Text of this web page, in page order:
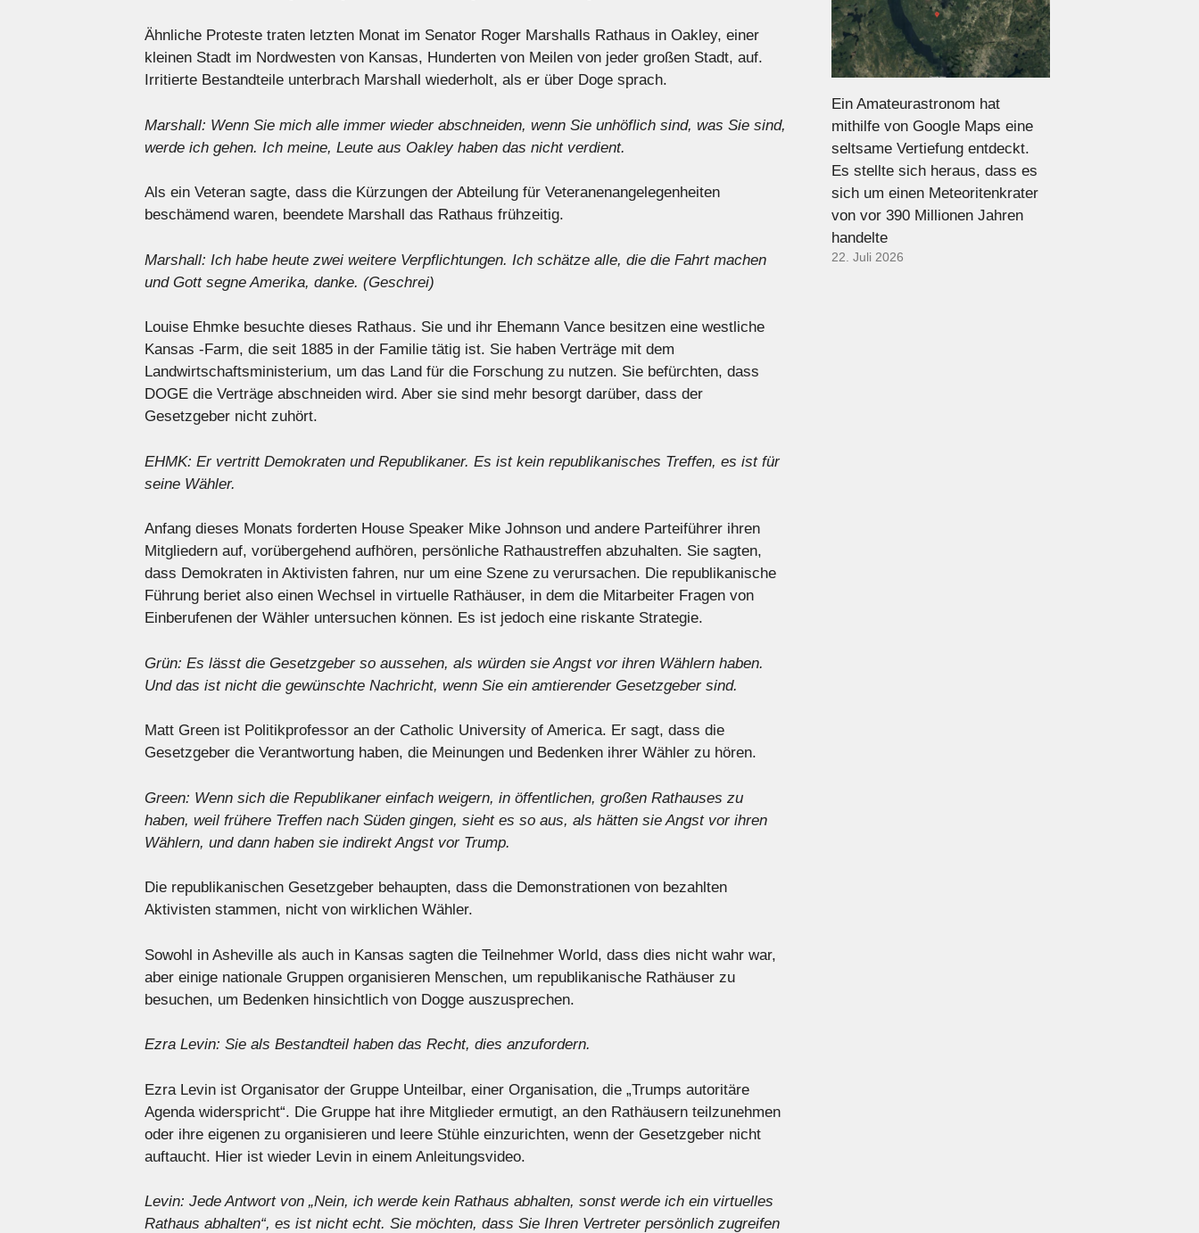
Ähnliche Proteste traten letzten Monat im Senator Roger Marshalls Rathaus in Oakley, einer
kleinen Stadt im Nordwesten von Kansas, Hunderten von Meilen von jeder großen Stadt, auf.
Irritierte Bestandteile unterbrach Marshall wiederholt, als er über Doge sprach.
Marshall: Wenn Sie mich alle immer wieder abschneiden, wenn Sie unhöflich sind, was Sie sind,
werde ich gehen. Ich meine, Leute aus Oakley haben das nicht verdient.
Als ein Veteran sagte, dass die Kürzungen der Abteilung für Veteranenangelegenheiten
beschämend waren, beendete Marshall das Rathaus frühzeitig.
Marshall: Ich habe heute zwei weitere Verpflichtungen. Ich schätze alle, die die Fahrt machen
und Gott segne Amerika, danke. (Geschrei)
Louise Ehmke besuchte dieses Rathaus. Sie und ihr Ehemann Vance besitzen eine westliche
Kansas -Farm, die seit 1885 in der Familie tätig ist. Sie haben Verträge mit dem
Landwirtschaftsministerium, um das Land für die Forschung zu nutzen. Sie befürchten, dass
DOGE die Verträge abschneiden wird. Aber sie sind mehr besorgt darüber, dass der
Gesetzgeber nicht zuhört.
EHMK: Er vertritt Demokraten und Republikaner. Es ist kein republikanisches Treffen, es ist für
seine Wähler.
Anfang dieses Monats forderten House Speaker Mike Johnson und andere Parteiführer ihren
Mitgliedern auf, vorübergehend aufhören, persönliche Rathaustreffen abzuhalten. Sie sagten,
dass Demokraten in Aktivisten fahren, nur um eine Szene zu verursachen. Die republikanische
Führung beriet also einen Wechsel in virtuelle Rathäuser, in dem die Mitarbeiter Fragen von
Einberufenen der Wähler untersuchen können. Es ist jedoch eine riskante Strategie.
Grün: Es lässt die Gesetzgeber so aussehen, als würden sie Angst vor ihren Wählern haben.
Und das ist nicht die gewünschte Nachricht, wenn Sie ein amtierender Gesetzgeber sind.
Matt Green ist Politikprofessor an der Catholic University of America. Er sagt, dass die
Gesetzgeber die Verantwortung haben, die Meinungen und Bedenken ihrer Wähler zu hören.
Green: Wenn sich die Republikaner einfach weigern, in öffentlichen, großen Rathauses zu
haben, weil frühere Treffen nach Süden gingen, sieht es so aus, als hätten sie Angst vor ihren
Wählern, und dann haben sie indirekt Angst vor Trump.
Die republikanischen Gesetzgeber behaupten, dass die Demonstrationen von bezahlten
Aktivisten stammen, nicht von wirklichen Wähler.
Sowohl in Asheville als auch in Kansas sagten die Teilnehmer World, dass dies nicht wahr war,
aber einige nationale Gruppen organisieren Menschen, um republikanische Rathäuser zu
besuchen, um Bedenken hinsichtlich von Dogge auszusprechen.
Ezra Levin: Sie als Bestandteil haben das Recht, dies anzufordern.
Ezra Levin ist Organisator der Gruppe Unteilbar, einer Organisation, die „Trumps autoritäre
Agenda widerspricht“. Die Gruppe hat ihre Mitglieder ermutigt, an den Rathäusern teilzunehmen
oder ihre eigenen zu organisieren und leere Stühle einzurichten, wenn der Gesetzgeber nicht
auftaucht. Hier ist wieder Levin in einem Anleitungsvideo.
Levin: Jede Antwort von „Nein, ich werde kein Rathaus abhalten, sonst werde ich ein virtuelles
Rathaus abhalten“, es ist nicht echt. Sie möchten, dass Sie Ihren Vertreter persönlich zugreifen
Ein Amateurastronom hat
mithilfe von Google Maps eine
seltsame Vertiefung entdeckt.
Es stellte sich heraus, dass es
sich um einen Meteoritenkrater
von vor 390 Millionen Jahren
handelte
22. Juli 2026